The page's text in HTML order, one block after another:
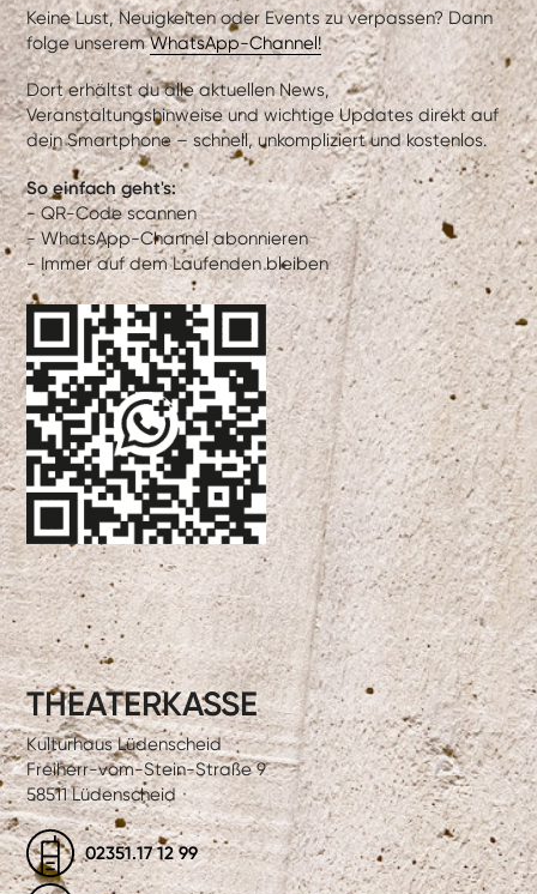
Keine Lust, Neuigkeiten oder Events zu verpassen? Dann
folge unseremWhatsApp-Channel!
Dort erhältst du alle aktuellen News,
Veranstaltungshinweise und wichtige Updates direkt auf
dein Smartphone – schnell, unkompliziert und kostenlos.
So einfach geht's:
- QR-Code scannen
- WhatsApp-Channel abonnieren
- Immer auf dem Laufenden bleiben
THEATERKASSE
Kulturhaus Lüdenscheid
Freiherr-vom-Stein-Straße 9
58511 Lüdenscheid
02351.17 12 99